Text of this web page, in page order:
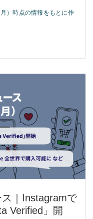
）時点の情報をもとに作
｜Instagramで
Verified」開